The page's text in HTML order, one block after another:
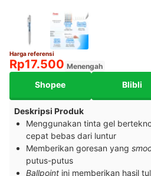
Harga referensi
Rp17.500 Menengah
Shopee Blibli
Deskripsi Produk
Menggunakan tinta gel
cepat bebas dari luntur
Memberikan goresan yang
putus-putus
Ballpoint ini memberikan hasil